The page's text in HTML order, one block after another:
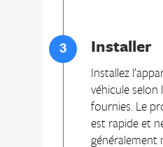
Installer
Installez
véhicule
fournies. Le
est rapide et
généralement